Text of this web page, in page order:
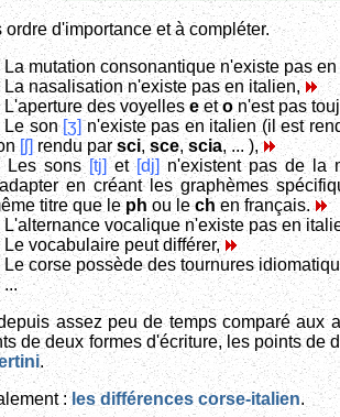
d'importance et à compléter.
La mutation consonantique n'existe pas
La nasalisation n'existe pas en italien,
L'aperture des voyelleseeton'est pas
Le son[ʒ]n'existe pas en italien (il est
[ʃ] rendu parsci, sce,scia, ... ),
Les sons [tj] et[dj] n'existent pas de la
en créant les graphèmes
titre que lephou lech en français.
L'alternance vocalique n'existe pas en
Le vocabulaire peut différer,
Le corse possède des tournures
...
assez peu de temps comparé
de deux formes d'écriture, les points
.
:les différences corse-italien.